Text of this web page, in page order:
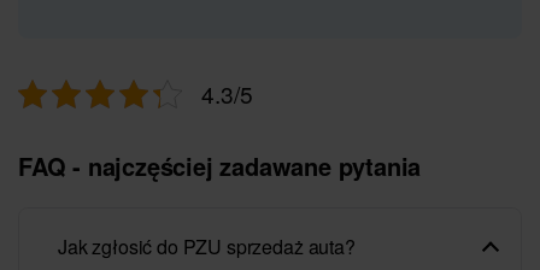
4.3/5
FAQ - najczęściej zadawane pytania
Jak zgłosić do PZU sprzedaż auta?